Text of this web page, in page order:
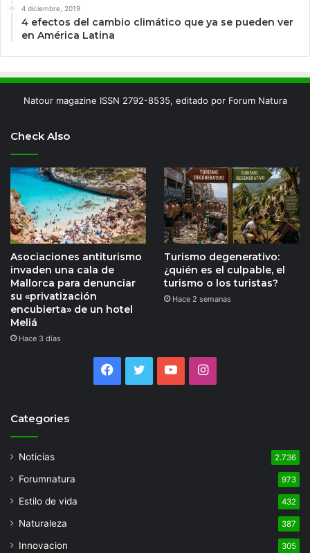
4 diciembre, 2019
4 efectos del cambio climático que ya se pueden ver
en América Latina
Natour magazine ISSN 2792-8535, editado por Forum Natura
Check Also
Asociaciones antiturismo
invaden una cala de
Mallorca para denunciar
su «privatización
encubierta» de un hotel
Meliá
Hace 3 días
Turismo degenerativo:
¿quién es el culpable, el
turismo o los turistas?
Hace 2 semanas
Facebook
TwitterYouTubeInstagram
Categories
Noticias 2.736
Forumnatura 973
Estilo de vida 432
Naturaleza 387
Innovacion 305